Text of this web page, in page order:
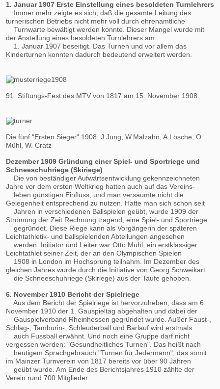
1. Januar 1907 Erste Einstellung eines besoldeten Turnlehrers
Immer mehr zeigte es sich, daß die gesamte Leitung des
turnerischen Betriebs nicht mehr voll durch ehrenamtliche
Turnwarte bewältigt werden konnte. Dieser Mangel wurde mit
der Anstellung eines besoldeten Turnlehrers am
1. Januar 1907 beseitigt. Das Turnen und vor allem das
Kinderturnen konnten dadurch bedeutend erweitert werden.
91. Stiftungs-Fest des MTV von 1817 am 15. November 1908.
Die fünf "Ersten Sieger" 1908: J.Jung, W.Malzahn, A.Lösche, O.
Mühl, W. Cratz
Dezember 1909 Gründung einer Spiel- und Sportriege und
Schneeschuhriege (Skiriege)
Die von beständiger Aufwärtsentwicklung gekennzeichneten
Jahre vor dem ersten Weltkrieg hatten auch auf das Vereins-
leben günstigen Einfluss, und man versäumte nicht die
Gelegenheit entsprechend zu nutzen. Hatte man sich schon seit
Jahren in verschiedenen Ballspielen geübt, wurde 1909 der
Strömung der Zeit Rechnung tragend, eine Spiel- und Sportriege.
gegründet. Diese Riege kann als Vorgängerin der späteren
Leichtathletik- und ballspielenden Abteilungen angesehen
werden. Initiator und Leiter war Otto Mühl, ein erstklassiger
Leichtathlet seiner Zeit, der an den Olympischen Spielen
1908 in London im Hochsprung teilnahm. Im Dezember des
gleichen Jahres wurde durch die Initiative von Georg Schweikart
die Schneeschuhriege (Skiriege) aus der Taufe gehoben.
6. November 1910 Bericht der Spielriege
Aus dem Bericht der Spielriege ist hervorzuheben, dass am 6.
November 1910 der 1. Gauspieltag abgehalten und dabei der
Gauspielverband Rheinhessen gegründet wurde. Außer Faust-,
Schlag-, Tamburin-, Schleuderball und Barlauf wird erstmals
auch Fussball erwähnt. Und noch eine Gruppe darf nicht
vergessen werden: "Gesundheitliches Turnen". Das heißt nach
heutigem Sprachgebrauch "Turnen für Jedermann", das somit
im Mainzer Turnverein von 1817 bereits vor über 90 Jahren
geübt wurde. Am Ende des Berichtsjahres 1910 zählte der
Verein rund 700 Mitglieder.